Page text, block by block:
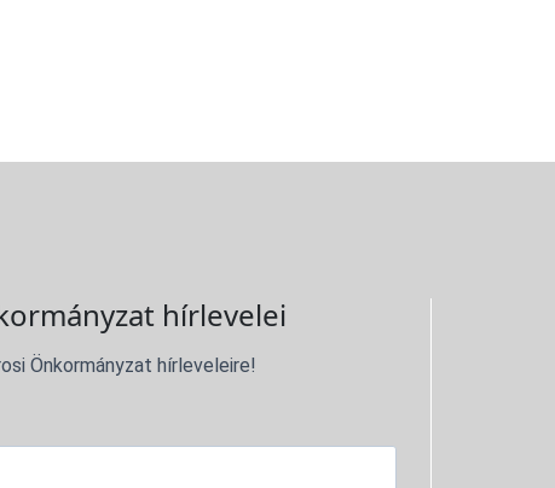
hírlevelei
Önkormányzat hírleveleire!